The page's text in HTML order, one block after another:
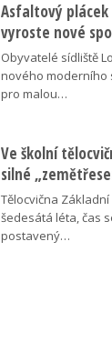
Asfaltový plácek
vyroste nové
Obyvatelé sídliště
nového moderního
pro malou…
Ve školní
silné
Tělocvična
šedesátá léta, čas
postavený…